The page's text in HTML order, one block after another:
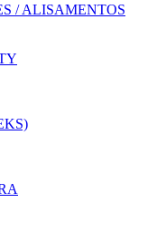
/ ALISAMENTOS